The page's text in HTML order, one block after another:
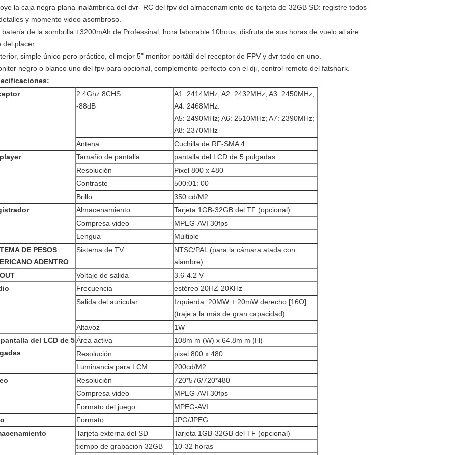
la caja negra plana inalámbrica del dvr- RC del fpv del almacenamiento de tarjeta de 32GB SD: registre todos
y momento video asombroso.
batería de la sombrilla +3200mAh de Professinal, hora laborable 10hous, disfruta de sus horas de vuelo al aire
del placer.
simple único pero práctico, el mejor 5" monitor portátil del receptor de FPV y dvr todo en uno.
negro o blanco uno del fpv para opcional, complemento perfecto con el dji, control remoto del fatshark.
2.4Ghz 8CHS
-88dB
A1: 2414MHz; A2: 2432MHz; A3: 2450MHz;
A4: 2468MHz.
A5: 2490MHz; A6: 2510MHz; A7: 2390MHz;
A8: 2370MHz
Antena
Cuchilla de RF-SMA 4
Tamaño de pantalla
pantalla del LCD de 5 pulgadas
Resolución
Pixel 800 x 480
Contraste
500:01: 00
Brillo
350 cd/M2
Almacenamiento
Tarjeta 1GB-32GB del TF (opcional)
Compresa video
MPEG-AVI 30fps
Lengua
Múltiple
DE PESOS
ADENTRO
Sistema de TV
NTSC/PAL (para la cámara atada con
alambre)
Voltaje de salida
3.6-4.2 V
Frecuencia
estéreo 20HZ-20KHz
Salida del auricular
Izquierda: 20MW + 20mW derecho [16O]
(traje a la más de gran capacidad)
Altavoz
1W
pantalla del LCD de 5Área activa
108m m (W) x 64.8m m (H)
Resolución
pixel 800 x 480
Luminancia para LCM
200cd/M2
Resolución
720*576/720*480
Compresa video
MPEG-AVI 30fps
Formato del juego
MPEG-AVI
Formato
JPG/JPEG
Tarjeta externa del SD
Tarjeta 1GB-32GB del TF (opcional)
tiempo de grabación 32GB
10-32 horas